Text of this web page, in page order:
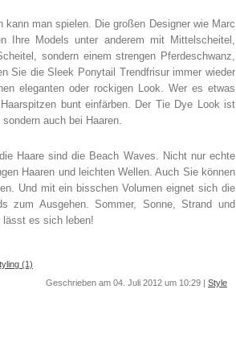
man spielen. Die großen Designer wie Marc
Ihre Models unter anderem mit Mittelscheitel,
sondern einem strengen Pferdeschwanz,
Sie die Sleek Ponytail Trendfrisur immer wieder
eleganten oder rockigen Look. Wer es etwas
bunt einfärben. Der Tie Dye Look ist
auch bei Haaren.
Haare sind die Beach Waves. Nicht nur echte
Haaren und leichten Wellen. Auch Sie können
Und mit ein bisschen Volumen eignet sich die
zum Ausgehen. Sommer, Sonne, Strand und
lässt es sich leben!
(1)
Geschrieben am 04. Juli 2012 um 10:29 | Style